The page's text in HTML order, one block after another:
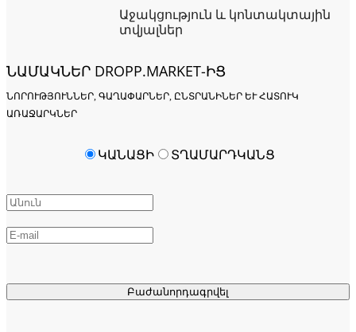
Աջակցություն և կոնտակտային
տվյալներ
ՆԱՄԱԿՆԵՐ DROPP.MARKET-ԻՑ
ՆՈՐՈՒԹՅՈՒՆՆԵՐ, ԳԱՂԱՓԱՐՆԵՐ, ԸՆՏՐԱՆԻՆԵՐ ԵՒ ՀԱՏՈՒԿ Ա
ՌԱՋԱՐԿՆԵՐ
Բաժանորդագրվել
ԿԱՆԱՑԻ ՏՂԱՄԱՐԴԿԱՆՑ